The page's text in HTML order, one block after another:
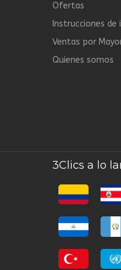
Ofertas
Instrucciones de
Ventas por
Quienes somos
3Clics a lo